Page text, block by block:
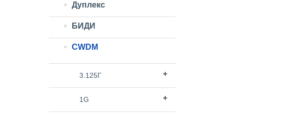
Дуплекс
БИДИ
CWDM
3.125Г
1G